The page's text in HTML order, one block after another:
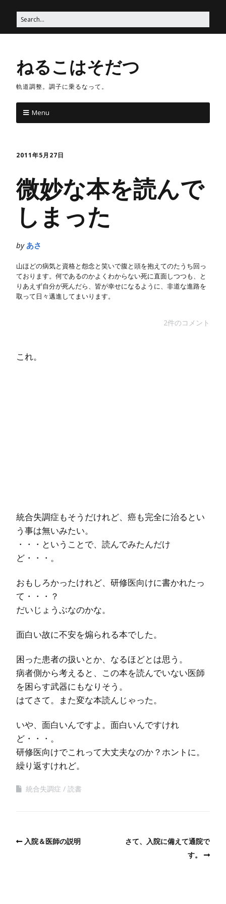
ねるこはそだつ
軌道調整。調子に乗るなって。
Menu
2011年5月27日
微妙な本を読んで
しまった
by あさ
山ほどの病気と資格と怨念と笑いで腹と頭を抱えてのたうち回っ
ております。何であるのかよくわからない死に直面しつつも、と
りあえず自分が死んだら、皆が幸せになるように、非道な進路を
取って日々邁進してまいります。
2件のコメント
これ。
統合失調症もそうだけれど、癌も完全に治るとい
う事は無いみたい。
・・・ということで、読んでみたんだけ
ど・・・。
おもしろかったけれど、研修医向けに書かれたっ
て・・・？
だいじょうぶなのかな。
面白い故に不安を煽られる本でした。
困った患者の扱いとか、なるほどとは思う。
病者側から考えると、この本を読んでいない医師
を困らす武器にもなりそう。
はてさて。また変な本読んじゃった。
いや、面白いんですよ。面白いんですけれ
ど・・・。
研修医向けでこれって大丈夫なのか？ホントに。
繰り返すけれど。
統合失調症 読書
入院＆医師の説明
さて、入院に備えて通院で
す。